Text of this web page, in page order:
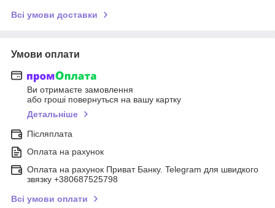
Всі умови доставки
Умови оплати
Ви отримаєте замовлення
або гроші повернуться на вашу картку
Детальніше
Післяплата
Оплата на рахунок
Оплата на рахунок Приват Банку. Telegram для швидкого
звязку +380687525798
Всі умови оплати